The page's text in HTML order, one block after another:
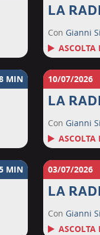
LA
Con Gianni
ASCOLTA
10/07/2026
LA
Con Gianni
ASCOLTA
03/07/2026
LA
Con Gianni
ASCOLTA